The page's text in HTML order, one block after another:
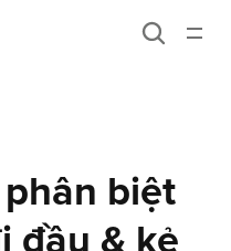
biệt
đầu & kẻ